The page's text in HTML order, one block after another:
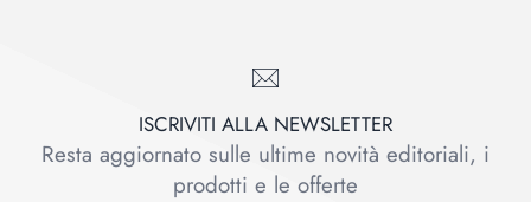
ISCRIVITI ALLA NEWSLETTER
Resta aggiornato sulle ultime novità editoriali, i
prodotti e le offerte